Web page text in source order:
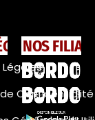
Confidentialité
NOS